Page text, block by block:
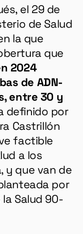
el 29 de
de Salud
la que
que
2024
de ADN-
entre 30 y
definido por
Castrillón
factible
a los
y que van de
por
Salud 90-